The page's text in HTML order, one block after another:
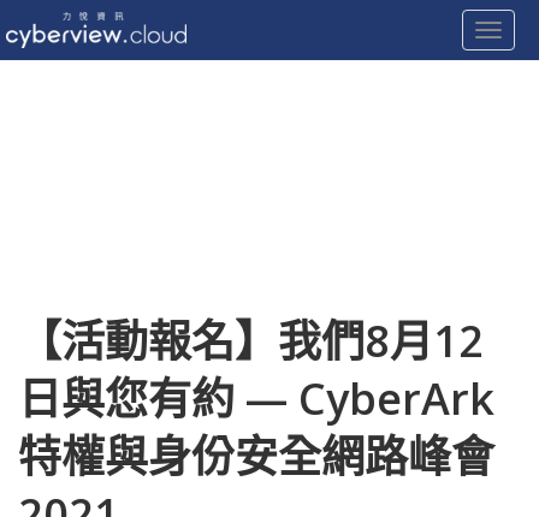
【活動報名】我們8月12
日與您有約 — CyberArk
特權與身份安全網路峰會